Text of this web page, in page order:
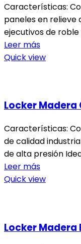
Características:
paneles en relieve
ejecutivos de
Leer más
Quick view
Locker Madera
Características:
de calidad
de alta presión
Leer más
Quick view
Locker Madera